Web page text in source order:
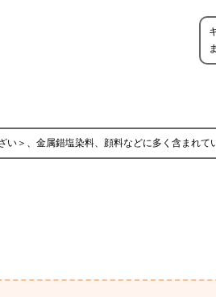
い＞、金属錯塩染料、顔料などに多く含まれて